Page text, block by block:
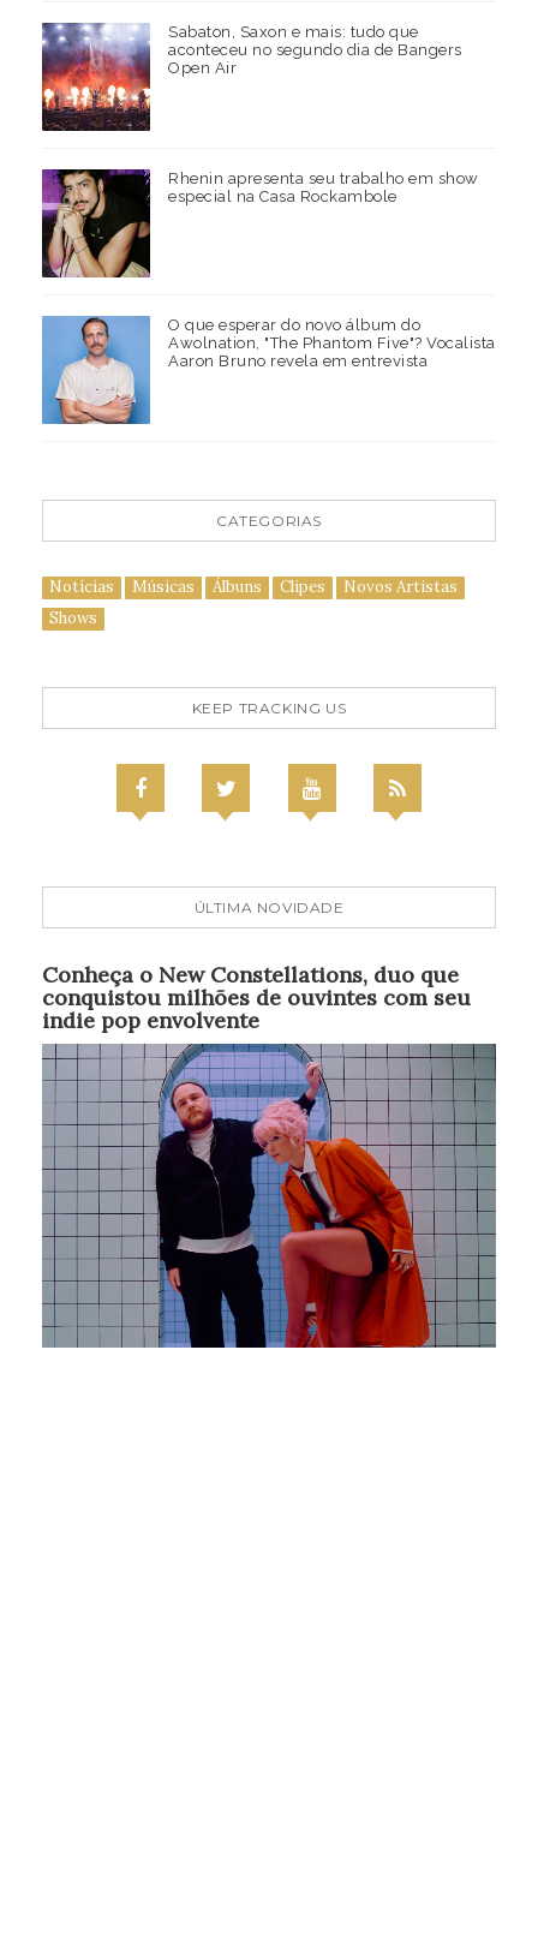
Sabaton, Saxon e mais: tudo que
aconteceu no segundo dia de Bangers
Open Air
Rhenin apresenta seu trabalho em show
especial na Casa Rockambole
O que esperar do novo álbum do
Awolnation, "The Phantom Five"? Vocalista
Aaron Bruno revela em entrevista
CATEGORIAS
Notícias Músicas Álbuns Clipes
Novos Artistas
Shows
KEEP TRACKING US
ÚLTIMA NOVIDADE
Conheça o New Constellations, duo que
conquistou milhões de ouvintes com seu
indie pop envolvente